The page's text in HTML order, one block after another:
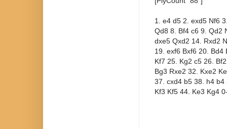
1. e4 d5 2. exd5 Nf6
Qd8 8. Bf4 c6 9. Qd2
dxe5 Qxd2 14. Rxd2
19. exf6 Bxf6 20. Bd4
Kf7 25. Kg2 c5 26.
Bg3 Rxe2 32. Kxe2
37. cxd4 b5 38. h4
Kf3 Kf5 44. Ke3 Kg4